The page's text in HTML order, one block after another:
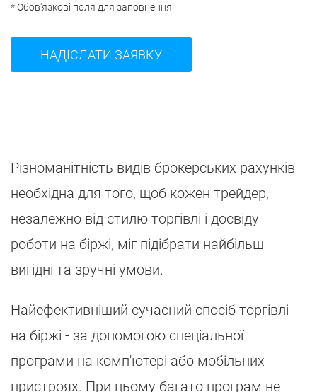
* Обов'язкові поля для заповнення
Різноманітність видів брокерських рахунків
необхідна для того, щоб кожен трейдер,
незалежно від стилю торгівлі і досвіду
роботи на біржі, міг підібрати найбільш
вигідні та зручні умови.
Найефективніший сучасний спосіб торгівлі
на біржі - за допомогою спеціальної
програми на комп'ютері або мобільних
пристроях. При цьому багато програм не